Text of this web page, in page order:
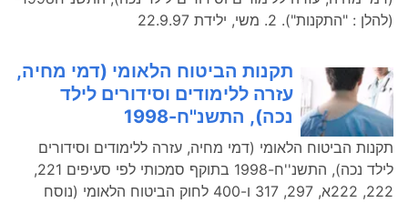
(להלן : "התקנות"). 2. משי, ילידת 22.9.97
תקנות הביטוח הלאומי (דמי מחיה,
עזרה ללימודים וסידורים לילד
נכה), התשנ''ח-1998
תקנות הביטוח הלאומי (דמי מחיה, עזרה ללימודים וסידורים
לילד נכה), התשנ''ח-1998 בתוקף סמכותי לפי סעיפים 221,
222, 222א, 297, 317 ו-400 לחוק הביטוח הלאומי (נוסח